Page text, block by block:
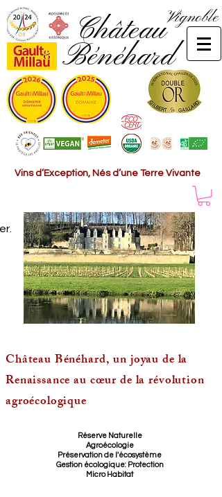
Château
Bénéhard
Vignoble
Vins d’Exception, Nés d’une Terre Vivante
Château Bénéhard, un joyau de la
Renaissance au cœur de la révolution
agroécologique
Réserve Naturelle
Agroécologie
Préservation de l'écosystème
Gestion écologique: Protection
Micro Habitat